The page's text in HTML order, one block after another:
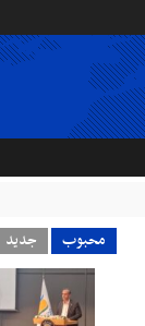
محبوب جدید